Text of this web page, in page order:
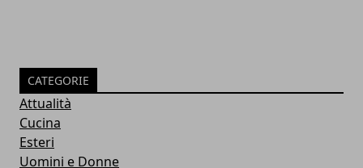
CATEGORIE
Attualità
Cucina
Esteri
Uomini e Donne